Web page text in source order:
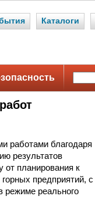
Каталоги
работами благодаря
результатов
от планирования к
предприятий, с
режиме реального